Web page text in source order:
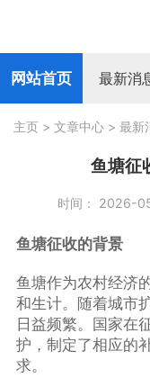
网站首页 最新消
主页 > 文章中心 > 最新
鱼塘征
时间： 2026-
鱼塘征收的背景
鱼塘作为农村经济
和生计。随着城市
日益频繁。国家在
护，制定了相应的
求。